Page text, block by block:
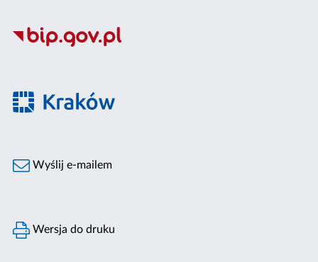
Wyślij e-mailem
Wersja do druku